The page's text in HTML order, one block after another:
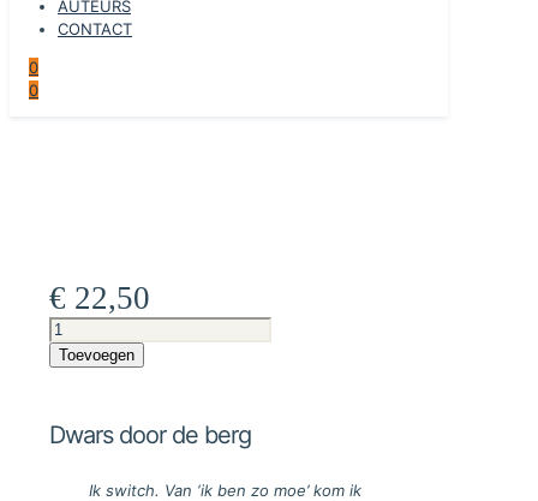
AUTEURS
CONTACT
0
0
€ 22,50
Dwars
door
de
Toevoegen
Dwars door de berg
Ik switch. Van ‘ik ben zo moe’ kom ik